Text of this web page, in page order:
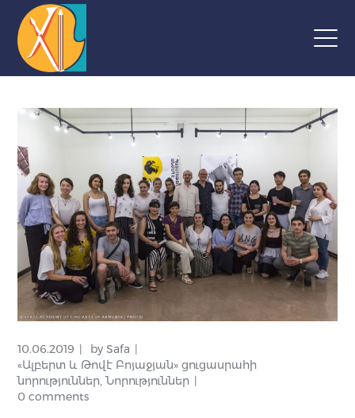
10.06.2019 bySafa
«Ալբերտ և Թովէ Բոյաջյան» ցուցասրահի
նորություններ,Նորություններ
0 comments